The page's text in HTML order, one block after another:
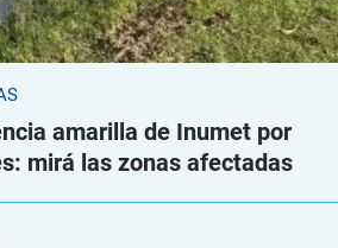
amarilla de Inumet por
mirá las zonas afectadas